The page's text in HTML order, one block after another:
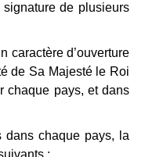
de plusieurs
caractère d’ouverture
de Sa Majesté le Roi
chaque pays, et dans
dans chaque pays, la
: